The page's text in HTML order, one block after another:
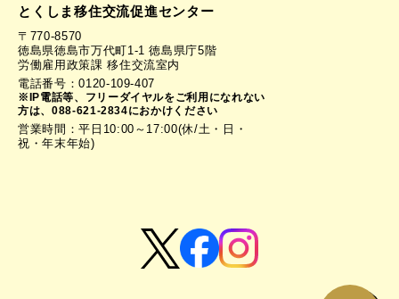
とくしま移住交流促進センター
〒770-8570
徳島県徳島市万代町1-1 徳島県庁5階
労働雇用政策課 移住交流室内
電話番号：0120-109-407
※IP電話等、フリーダイヤルをご利用になれない
方は、088-621-2834におかけください
営業時間：平日10:00～17:00(休/土・日・
祝・年末年始)